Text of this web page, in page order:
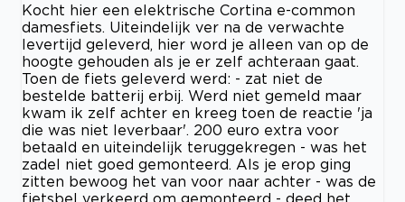
Kocht hier een elektrische Cortina e-common
damesfiets. Uiteindelijk ver na de verwachte
levertijd geleverd, hier word je alleen van op de
hoogte gehouden als je er zelf achteraan gaat.
Toen de fiets geleverd werd: - zat niet de
bestelde batterij erbij. Werd niet gemeld maar
kwam ik zelf achter en kreeg toen de reactie 'ja
die was niet leverbaar'. 200 euro extra voor
betaald en uiteindelijk teruggekregen - was het
zadel niet goed gemonteerd. Als je erop ging
zitten bewoog het van voor naar achter - was de
fietsbel verkeerd om gemonteerd - deed het